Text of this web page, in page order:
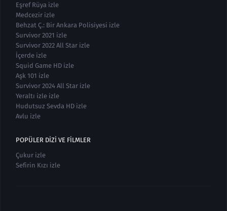
Eşref Rüya izle
Medcezir izle
Behzat Ç.: Bir Ankara Polisiyesi izle
Survivor 2021 izle
Survivor 2022 All Star izle
İçerde izle
Squid Game HD izle
Aşk 101 izle
Survivor 2024 All Star izle
Yeraltı izle izle
Hudutsuz Sevda HD izle
Avlu izle
POPÜLER DIZI VE FILMLER
Çukur izle
Sefirin Kızı izle